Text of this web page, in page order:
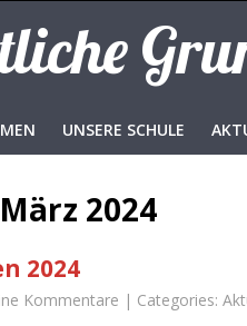
UNSERE SCHULE
März 2024
2024
Kommentare | Categories: